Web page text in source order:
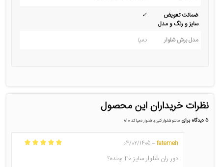
ضمانت تعویض
سایز و رنگ و مدل
✓
مدل برش شلوار دمپا
نظرات خریداران این محصول
5 دیدگاه برای مانتو شلوار کتی با شلوار دمپا کد 810
fatemeh
–
04/02/1405
دور ران شلوار سایز 40 چنده؟